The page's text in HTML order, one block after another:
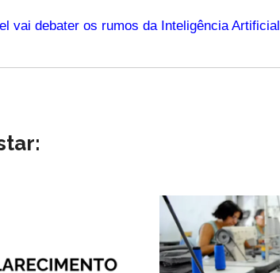
vai debater os rumos da Inteligência Artificial